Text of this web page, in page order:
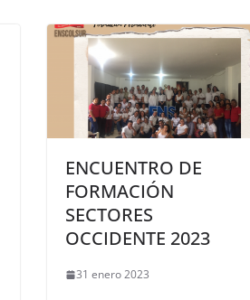
ENCUENTRO DE
FORMACIÓN
SECTORES
OCCIDENTE 2023
31 enero 2023